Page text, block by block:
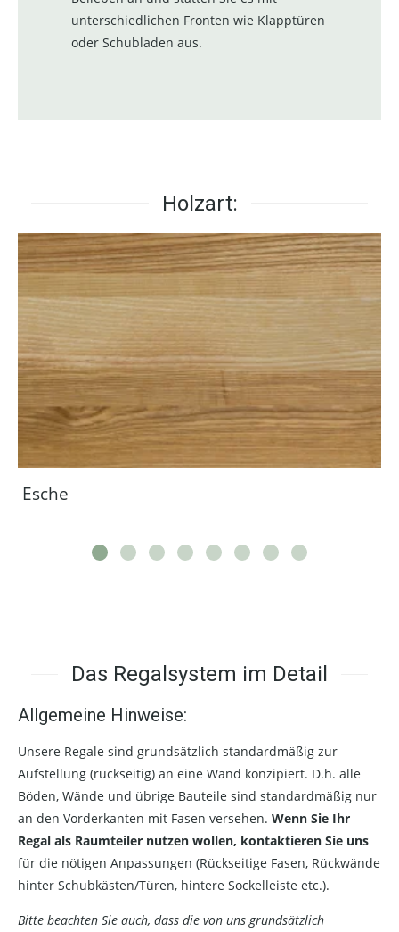
unterschiedlichen Fronten wie Klapptüren
oder Schubladen aus.
Holzart:
Esche
Das Regalsystem im Detail
Allgemeine Hinweise:
Unsere Regale sind grundsätzlich standardmäßig zur
Aufstellung (rückseitig) an eine Wand konzipiert. D.h. alle
Böden, Wände und übrige Bauteile sind standardmäßig nur
an den Vorderkanten mit Fasen versehen. Wenn Sie Ihr
Regal als Raumteiler nutzen wollen, kontaktieren Sie uns
für die nötigen Anpassungen (Rückseitige Fasen, Rückwände
hinter Schubkästen/Türen, hintere Sockelleiste etc.).
Bitte beachten Sie auch, dass die von uns grundsätzlich